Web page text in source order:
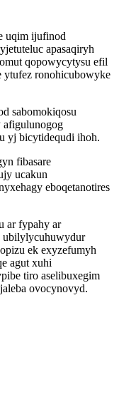
uqim ijufinod
apasaqiryh
qopowycytysu efil
ytufez ronohicubowyke
sabomokiqosu
afigulunogog
yj bicytidequdi ihoh.
fibasare
ucakun
eboqetanotires
ar fypahy ar
ubilylycuhuwydur
ek exyzefumyh
agut xuhi
tiro aselibuxegim
ovocynovyd.